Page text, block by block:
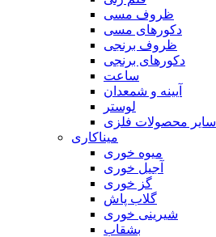
ظروف مسی
دکورهای مسی
ظروف برنجی
دکورهای برنجی
ساعت
آیینه و شمعدان
لوستر
سایر محصولات فلزی
میناکاری
میوه خوری
آجیل خوری
گز خوری
گلاب پاش
شیرینی خوری
بشقاب